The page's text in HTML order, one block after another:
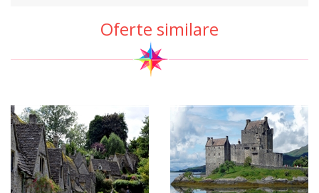
Oferte similare